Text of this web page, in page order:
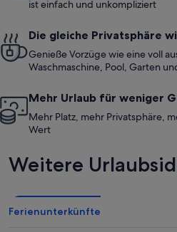
ist einfach und unkompliziert
Die gleiche Privatsphäre
Genieße Vorzüge wie eine voll
Waschmaschine, Pool, Garten
Mehr Urlaub für weniger
Mehr Platz, mehr Privatsphäre,
Wert
Weitere
Ferienunterkünfte